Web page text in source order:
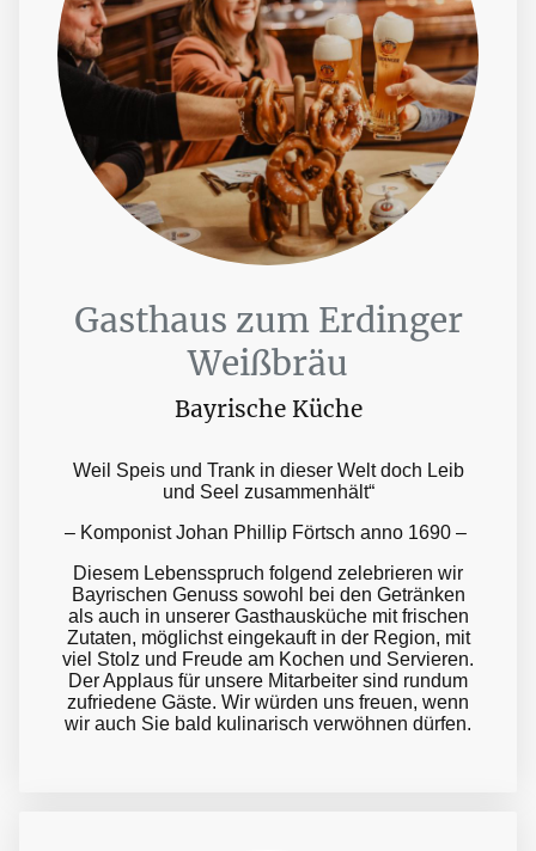
Gasthaus zum Erdinger
Weißbräu
Bayrische Küche
Weil Speis und Trank in dieser Welt doch Leib
und Seel zusammenhält“
– Komponist Johan Phillip Förtsch anno 1690 –
Diesem Lebensspruch folgend zelebrieren wir
Bayrischen Genuss sowohl bei den Getränken
als auch in unserer Gasthausküche mit frischen
Zutaten, möglichst eingekauft in der Region, mit
viel Stolz und Freude am Kochen und Servieren.
Der Applaus für unsere Mitarbeiter sind rundum
zufriedene Gäste. Wir würden uns freuen, wenn
wir auch Sie bald kulinarisch verwöhnen dürfen.